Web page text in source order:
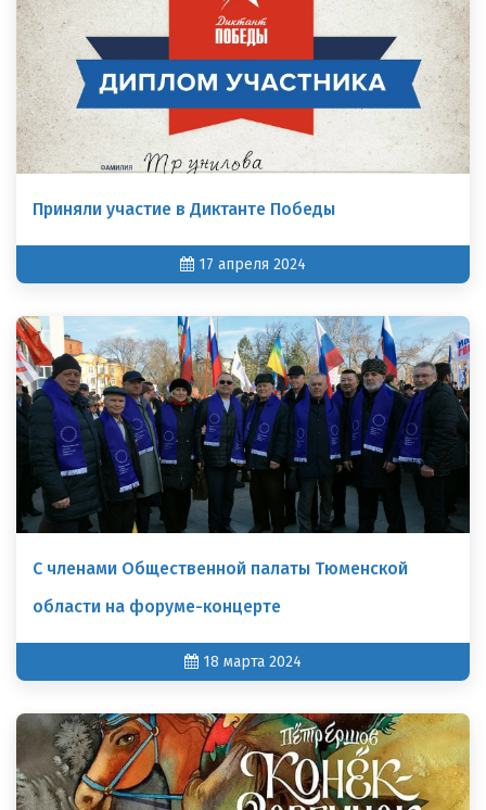
Приняли участие в Диктанте Победы
17 апреля 2024
С членами Общественной палаты Тюменской
области на форуме-концерте
18 марта 2024